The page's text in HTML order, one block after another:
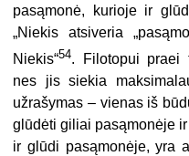
pasąmonė, kurioje ir
„Niekis atsiveria
Niekis“54. Filotopui praei
nes jis siekia
užrašymas – vienas iš
glūdėti giliai pasąmonėje
ir glūdi pasąmonėje, yra